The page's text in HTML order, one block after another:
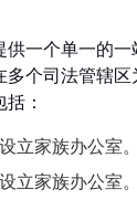
供一个单一的
多个司法管辖
：
立家族办公室。
立家族办公室。